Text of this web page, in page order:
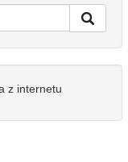
z internetu